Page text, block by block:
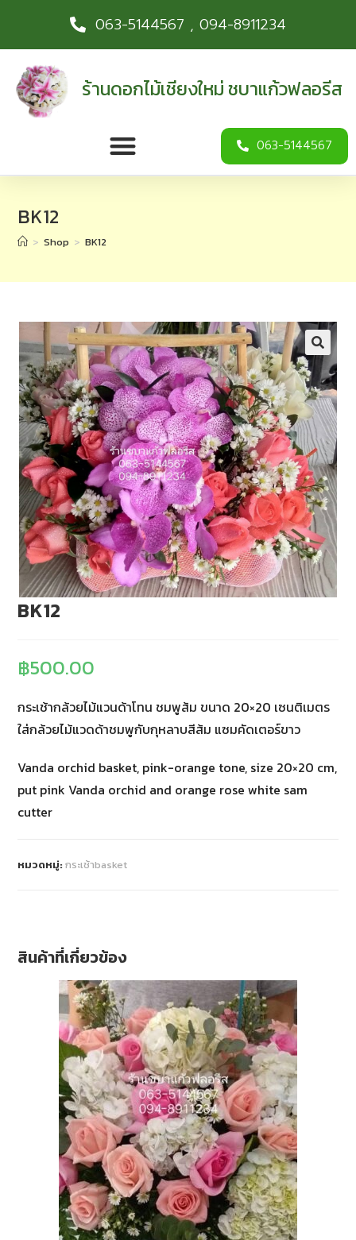
063-5144567 , 094-8911234
ร้านดอกไม้เชียงใหม่ ชบาแก้วฟลอรีส
063-5144567
BK12
> Shop > BK12
BK12
฿500.00
กระเช้ากล้วยไม้แวนด้าโทน ชมพูส้ม ขนาด 20×20 เซนติเมตร
ใส่กล้วยไม้แวดด้าชมพูกับกุหลาบสีส้ม แซมคัดเตอร์ขาว
Vanda orchid basket, pink-orange tone, size 20×20 cm,
put pink Vanda orchid and orange rose white sam
cutter
หมวดหมู่:กระเช้าbasket
สินค้าที่เกี่ยวข้อง